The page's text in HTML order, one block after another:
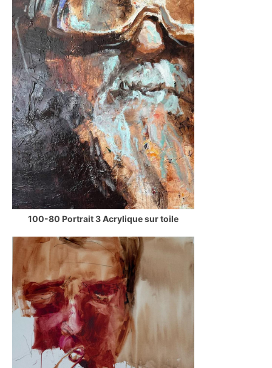
100-80 Portrait 3 Acrylique sur toile